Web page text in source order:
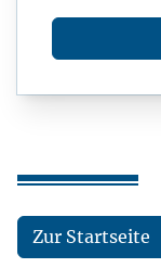
Zur Startseite